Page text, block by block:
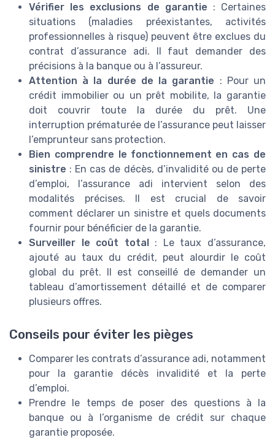
Vérifier les exclusions de garantie : Certaines
situations (maladies préexistantes, activités
professionnelles à risque) peuvent être exclues du
contrat d’assurance adi. Il faut demander des
précisions à la banque ou à l’assureur.
Attention à la durée de la garantie : Pour un
crédit immobilier ou un prêt mobilite, la garantie
doit couvrir toute la durée du prêt. Une
interruption prématurée de l’assurance peut laisser
l’emprunteur sans protection.
Bien comprendre le fonctionnement en cas de
sinistre : En cas de décès, d’invalidité ou de perte
d’emploi, l’assurance adi intervient selon des
modalités précises. Il est crucial de savoir
comment déclarer un sinistre et quels documents
fournir pour bénéficier de la garantie.
Surveiller le coût total: Le taux d’assurance,
ajouté au taux du crédit, peut alourdir le coût
global du prêt. Il est conseillé de demander un
tableau d’amortissement détaillé et de comparer
plusieurs offres.
Conseils pour éviter les pièges
Comparer les contrats d’assurance adi, notamment
pour la garantie décès invalidité et la perte
d’emploi.
Prendre le temps de poser des questions à la
banque ou à l’organisme de crédit sur chaque
garantie proposée.